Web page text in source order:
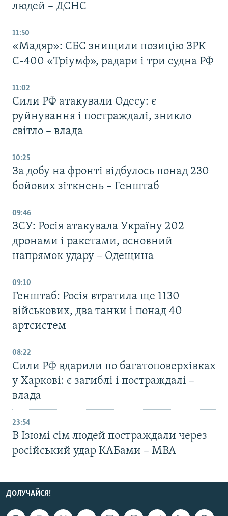
людей – ДСНС
11:50
«Мадяр»: СБС знищили позицію ЗРК
С-400 «Тріумф», радари і три судна РФ
11:02
Сили РФ атакували Одесу: є
руйнування і постраждалі, зникло
світло – влада
10:25
За добу на фронті відбулось понад 230
бойових зіткнень – Генштаб
09:46
ЗСУ: Росія атакувала Україну 202
дронами і ракетами, основний
напрямок удару – Одещина
09:10
Генштаб: Росія втратила ще 1130
військових, два танки і понад 40
артсистем
08:22
Сили РФ вдарили по багатоповерхівках
у Харкові: є загиблі і постраждалі –
влада
23:54
В Ізюмі сім людей постраждали через
російський удар КАБами – МВА
ДОЛУЧАЙСЯ!